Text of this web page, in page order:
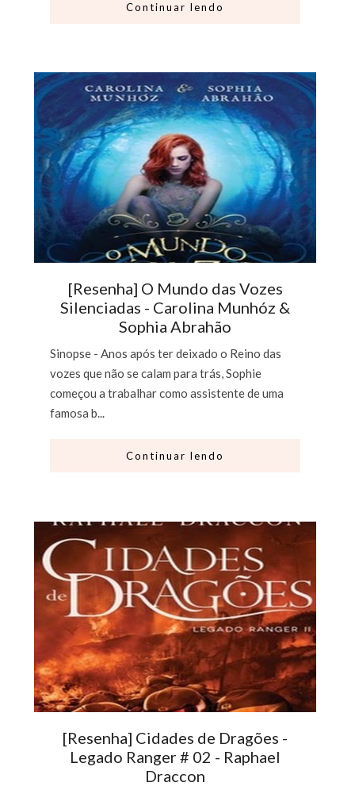
Continuar lendo
[Resenha] O Mundo das Vozes
Silenciadas - Carolina Munhóz &
Sophia Abrahão
Sinopse - Anos após ter deixado o Reino das
vozes que não se calam para trás, Sophie
começou a trabalhar como assistente de uma
famosa b...
Continuar lendo
[Resenha] Cidades de Dragões -
Legado Ranger # 02 - Raphael
Draccon